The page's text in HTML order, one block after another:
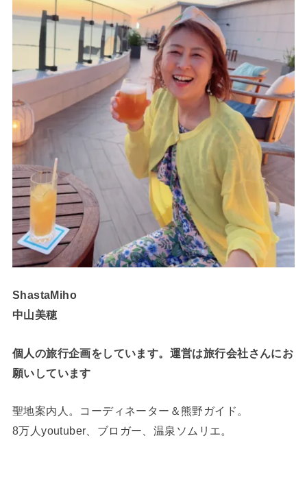
ShastaMiho
中山美穂
個人の旅行企画をしています。運営は旅行会社さんにお
願いしています
聖地案内人。コーディネーター＆熊野ガイド。
8万人youtuber、ブロガー、温泉ソムリエ。